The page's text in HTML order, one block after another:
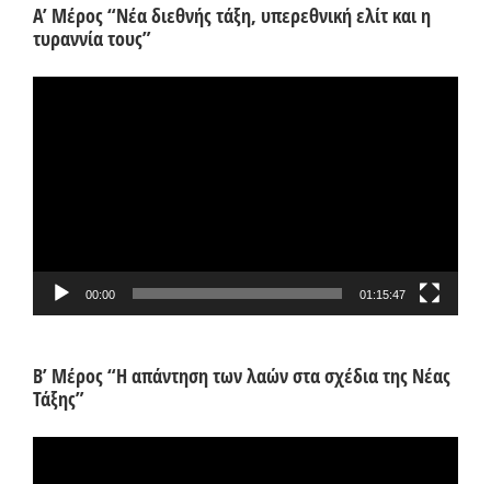
Α’ Μέρος “Νέα διεθνής τάξη, υπερεθνική ελίτ και η
τυραννία τους”
00:00 01:15:47
Β’ Μέρος “Η απάντηση των λαών στα σχέδια της Νέας
Τάξης”